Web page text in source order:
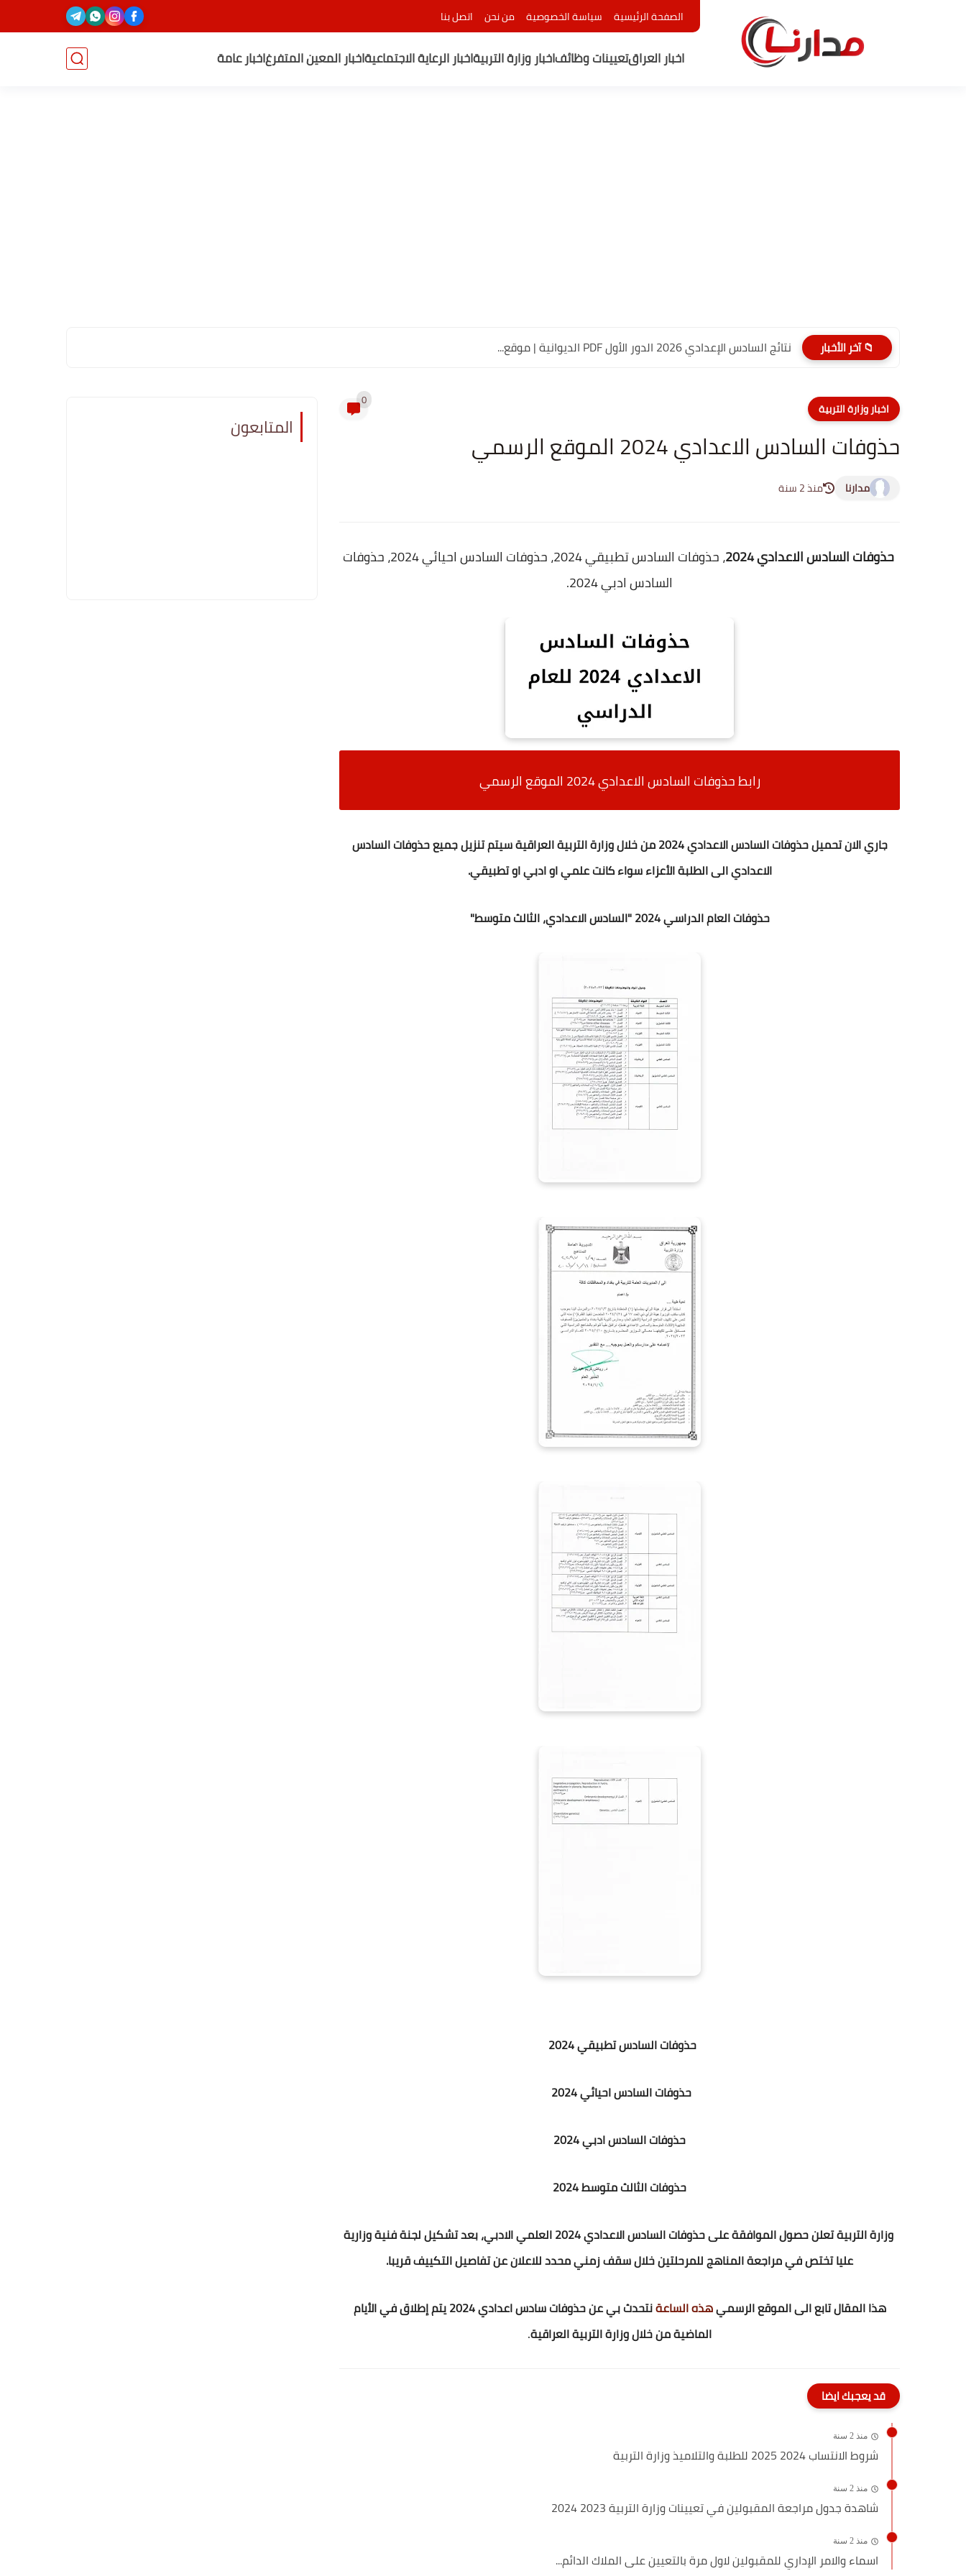
الصفحة الرئيسية سياسة الخصوصية من نحن اتصل بنا
اخبار العراقتعيينات وظائفاخبار وزارة التربيةاخبار الرعاية الاجتماعيةاخبار المعين المتفرغاخبار عامة
📁 آخر الأخبار نتائج السادس الإعدادي 2026 الدور الأول PDF الديوانية | موقع...
اخبار وزارة التربية 0
حذوفات السادس الاعدادي 2024 الموقع الرسمي
مدارنا منذ 2 سنة
حذوفات السادس الاعدادي 2024
، حذوفات السادس تطبيقي 2024، حذوفات السادس احيائي 2024، حذوفات
السادس ادبي 2024.
رابط حذوفات السادس الاعدادي 2024 الموقع الرسمي
جاري الان تحميل حذوفات السادس الاعدادي 2024 من خلال وزارة التربية العراقية سيتم تنزيل جميع حذوفات السادس
الاعدادي الى الطلبة الأعزاء سواء كانت علمي او ادبي او تطبيقي.
حذوفات العام الدراسي 2024 "السادس الاعدادي، الثالث متوسط"
حذوفات السادس تطبيقي 2024
حذوفات السادس احيائي 2024
حذوفات السادس ادبي 2024
حذوفات الثالث متوسط 2024
وزارة التربية تعلن حصول الموافقة على حذوفات السادس الاعدادي 2024 العلمي الادبي، بعد تشكيل لجنة فنية وزارية
عليا تختص في مراجعة المناهج للمرحلتين خلال سقف زمني محدد للاعلان عن تفاصيل التكييف قريبا.
هذا المقال تابع الى الموقع الرسميهذه الساعةنتحدث بي عنحذوفات سادس اعدادي 2024 ي
تم إطلاق في الأيام
الماضية من خلال وزارة التربيةالعراقية.
قد يعجبك ايضا
منذ 2 سنة
شروط الانتساب 2024 2025 للطلبة والتلاميذ وزارة التربية
منذ 2 سنة
شاهدة جدول مراجعة المقبولين في تعيينات وزارة التربية 2023 2024
منذ 2 سنة
اسماء والامر الإداري للمقبولين لاول مرة بالتعيين على الملاك الدائم...
المتابعون